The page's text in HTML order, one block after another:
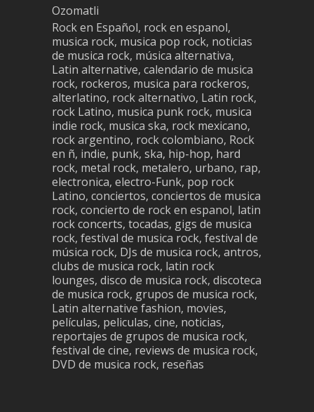
Ozomatli
Rock en Español, rock en espanol,
musica rock, musica pop rock, noticias
de musica rock, música alternativa,
Latin alternative, calendario de musica
rock, rockeros, musica para rockeros,
alterlatino, rock alternativo, Latin rock,
rock Latino, musica punk rock, musica
indie rock, musica ska, rock mexicano,
rock argentino, rock colombiano, Rock
en ñ, indie, punk, ska, hip-hop, hard
rock, metal rock, metalero, urbano, rap,
electronica, electro-Funk, pop rock
Latino, conciertos, conciertos de musica
rock, concierto de rock en espanol, latin
rock concerts, tocadas, gigs de musica
rock, festival de musica rock, festival de
música rock, DJs de musica rock, antros,
clubs de musica rock, latin rock
lounges, disco de musica rock, discoteca
de musica rock, grupos de musica rock,
Latin alternative fashion, movies,
películas, peliculas, cine, noticias,
reportajes de grupos de musica rock,
festival de cine, reviews de musica rock,
DVD de musica rock, reseñas